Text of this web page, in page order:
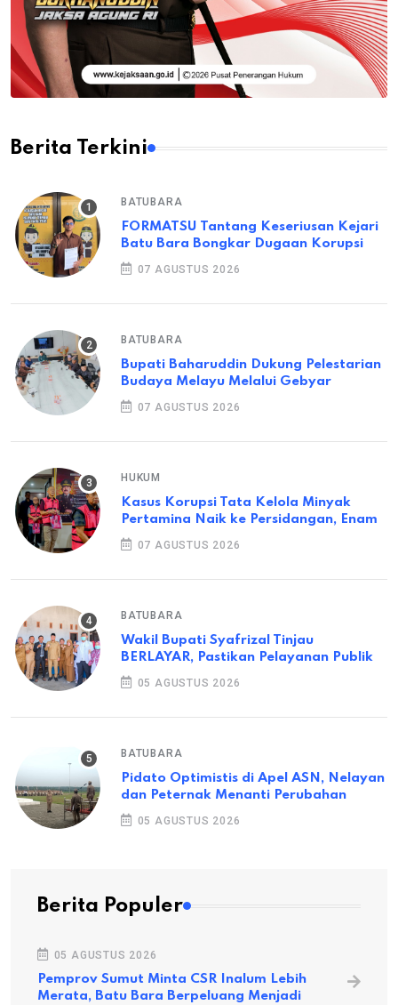
Berita Terkini
BATUBARA
FORMATSU Tantang Keseriusan Kejari
Batu Bara Bongkar Dugaan Korupsi
07 AGUSTUS 2026
BATUBARA
Bupati Baharuddin Dukung Pelestarian
Budaya Melayu Melalui Gebyar
07 AGUSTUS 2026
HUKUM
Kasus Korupsi Tata Kelola Minyak
Pertamina Naik ke Persidangan, Enam
07 AGUSTUS 2026
BATUBARA
Wakil Bupati Syafrizal Tinjau
BERLAYAR, Pastikan Pelayanan Publik
05 AGUSTUS 2026
BATUBARA
Pidato Optimistis di Apel ASN, Nelayan
dan Peternak Menanti Perubahan
05 AGUSTUS 2026
Berita Populer
05 AGUSTUS 2026
Pemprov Sumut Minta CSR Inalum Lebih
Merata, Batu Bara Berpeluang Menjadi